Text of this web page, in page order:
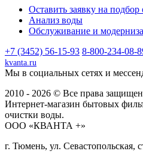
Оставить заявку на подбор
Анализ воды
Обслуживание и
+7 (3452) 56-15-93 8-800-234-08-
kvanta.ru
Мы в социальных сетях и
2010 - 2026 © Все права
Интернет-магазин бытовых
очистки воды.
ООО «КВАНТА +»
г. Тюмень, ул. Севастопольская,